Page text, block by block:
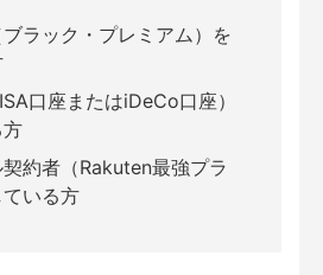
ラック・プレミアム）を
口座またはiDeCo口座）
約者（Rakuten最強プラ
いる方